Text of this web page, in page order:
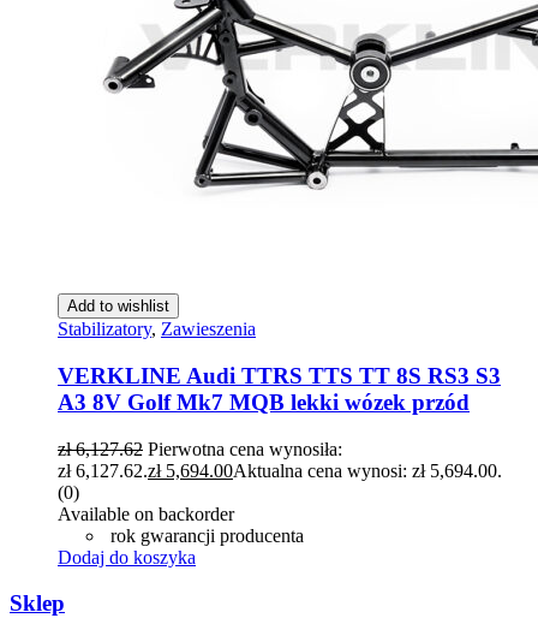
Add to wishlist
Stabilizatory, Zawieszenia
VERKLINE Audi TTRS TTS TT 8S RS3 S3
A3 8V Golf Mk7 MQB lekki wózek przód
zł6,127.62 Pierwotna cena wynosiła:
zł 6,127.62.zł5,694.00Aktualna cena wynosi: zł 5,694.00.
(0)
Available on backorder
rok gwarancji producenta
Dodaj do koszyka
Sklep